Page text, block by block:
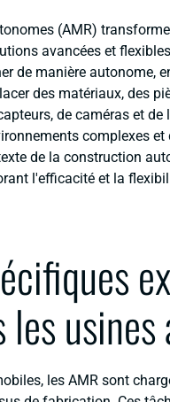
(AMR)
avancées et
de manière autonome,
des matériaux, des
de caméras et
complexes
de la construction
l'efficacité et la
les
les AMR sont